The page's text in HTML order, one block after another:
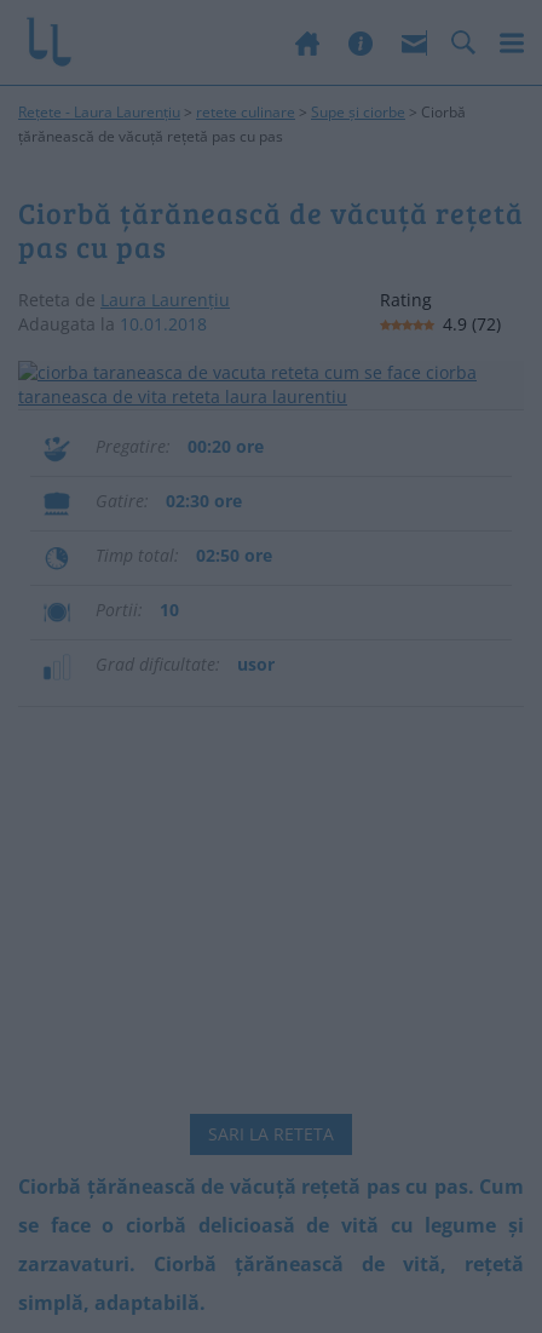
Rețete - Laura Laurențiu > retete culinare > Supe și ciorbe > Ciorbă
țărănească de văcuță rețetă pas cu pas
Ciorbă țărănească de văcuță rețetă
pas cu pas
Reteta de Laura Laurențiu
Adaugata la 10.01.2018
Rating
4.9 (72)
Pregatire 00:20 ore
Gatire 02:30 ore
Timp total 02:50 ore
Portii 10
Grad dificultate usor
SARI LA RETETA
Ciorbă țărănească de văcuță rețetă pas cu pas. Cum
se face o ciorbă delicioasă de vită cu legume și
zarzavaturi. Ciorbă țărănească de vită, rețetă
simplă, adaptabilă.